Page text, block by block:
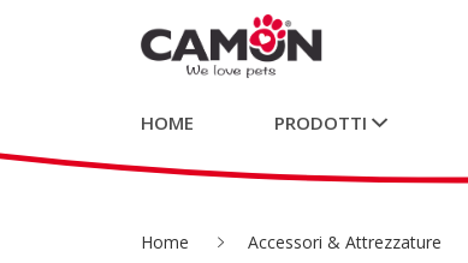
HOME PRODOTTI
Home Accessori & Attrezzature